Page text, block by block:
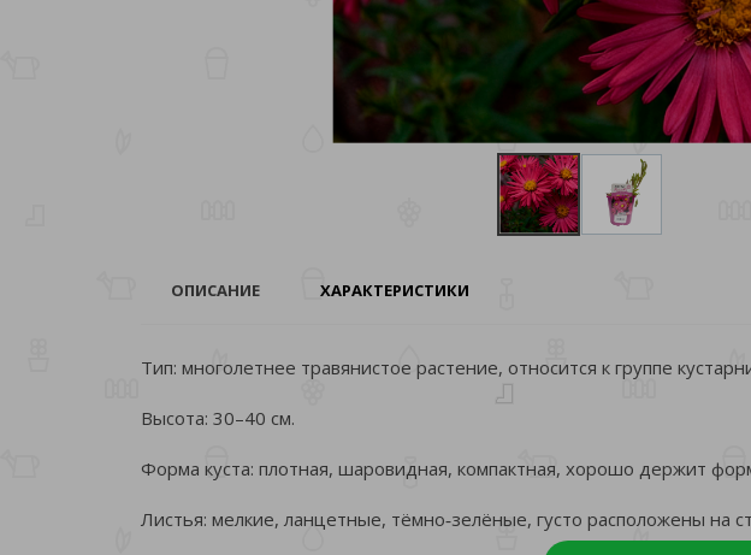
ОПИСАНИЕ ХАРАКТЕРИСТИКИ
Тип: многолетнее травянистое растение, относится к группе
Высота: 30–40 см.
Форма куста: плотная, шаровидная, компактная, хорошо держит
Листья: мелкие, ланцетные, тёмно‑зелёные, густо расположены на